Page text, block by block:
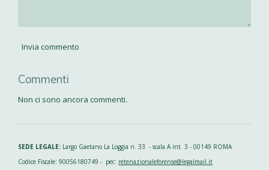
Invia commento
Commenti
Non ci sono ancora commenti.
SEDE LEGALE: Largo Gaetano La Loggia n. 33 - scala A int. 3 - 00149 ROMA
Codice Fiscale: 90056180749 - pec: retenazionaleforense@legalmail.it